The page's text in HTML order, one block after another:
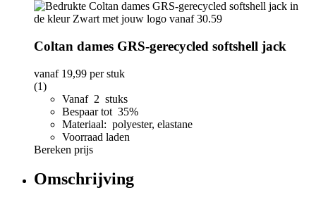
Coltan dames GRS-gerecycled softshell jack
vanaf 19,99 per stuk
(1)
Vanaf 2 stuks
Bespaar tot 35%
Materiaal: polyester, elastane
Voorraad laden
Bereken prijs
Omschrijving